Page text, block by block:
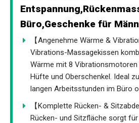
Büro,Geschenke für
【Angenehme Wärme &
Vibrations-Massagekissen
Wärme mit 8 Vibrationsmotoren
Hüfte und Oberschenkel. Ideal
langen Arbeitsstunden im Büro
【Komplette Rücken- &
Rücken- und Sitzfläche sorgt